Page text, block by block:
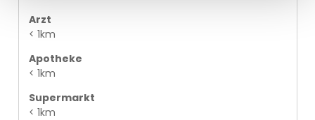
Arzt
< 1km
Apotheke
< 1km
Supermarkt
< 1km